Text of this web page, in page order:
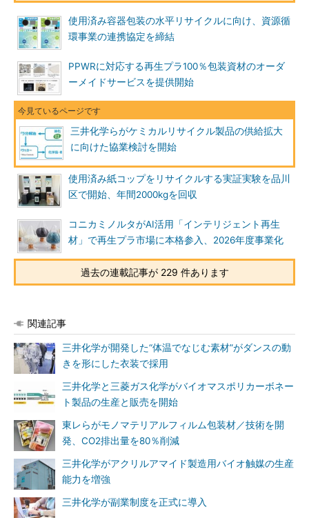
使用済み容器包装の水平リサイクルに向け、資源循
環事業の連携協定を締結
PPWRに対応する再生プラ100％包装資材のオーダ
ーメイドサービスを提供開始
三井化学らがケミカルリサイクル製品の供給拡大
に向けた協業検討を開始
使用済み紙コップをリサイクルする実証実験を品川
区で開始、年間2000kgを回収
コニカミノルタがAI活用「インテリジェント再生
材」で再生プラ市場に本格参入、2026年度事業化
過去の連載記事が 229 件あります
関連記事
三井化学が開発した“体温でなじむ素材”がダンスの動
きを形にした衣装で採用
三井化学と三菱ガス化学がバイオマスポリカーボネー
ト製品の生産と販売を開始
東レらがモノマテリアルフィルム包装材／技術を開
発、CO2排出量を80％削減
三井化学がアクリルアマイド製造用バイオ触媒の生産
能力を増強
三井化学が副業制度を正式に導入